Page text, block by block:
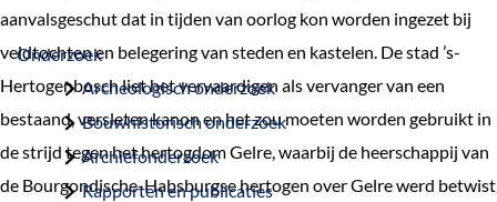
e
Onderzoek
Archeologisch onderzoek
Bouwhistorisch onderzoek
Archiefonderzoek
Rapporten en publicaties
aanvalsgeschut dat in tijden van oorlog kon worden ingezet bij
veldtochten en belegering van steden en kastelen. De stad ’s-
Hertogenbosch liet het vervaardigen als vervanger van een
bestaand, versleten kanon en het zou moeten worden gebruikt in
de strijd tegen het hertogdom Gelre, waarbij de heerschappij van
de Bourgondische-Habsburgse hertogen over Gelre werd betwist